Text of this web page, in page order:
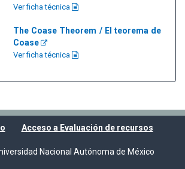
Ver ficha técnica
The Coase Theorem / El teorema de
Coase
Ver ficha técnica
Acceso a Evaluación de recursos
Nacional Autónoma de México